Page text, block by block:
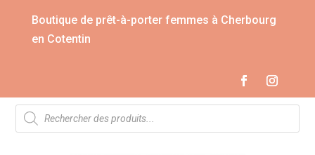
Boutique de prêt-à-porter femmes à Cherbourg
en Cotentin
Recherche
de
produits